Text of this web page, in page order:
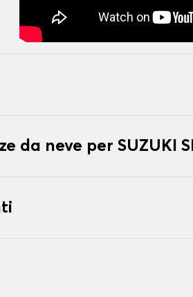
da neve per SUZUKI